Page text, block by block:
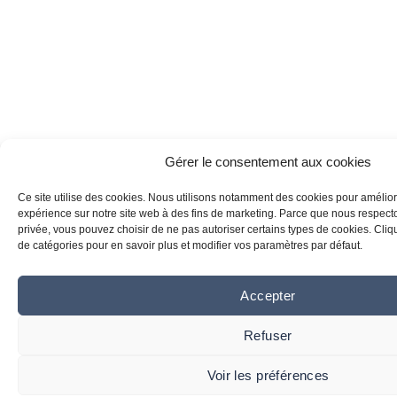
Gérer le consentement aux cookies
Ce site utilise des cookies. Nous utilisons notamment des cookies pour
expérience sur notre site web à des fins de marketing. Parce que nous
privée, vous pouvez choisir de ne pas autoriser certains types de cookies.
de catégories pour en savoir plus et modifier vos paramètres par défaut.
Accepter
Refuser
Voir les préférences